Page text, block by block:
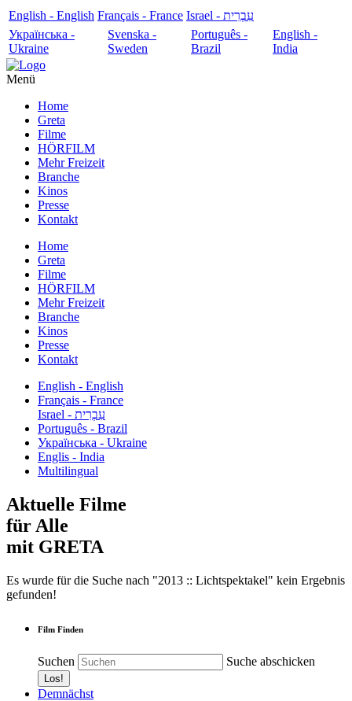
English - English Français - France
עִבְרִית - Israel
Українська -
Ukraine
Svenska -
Sweden
Português -
Brazil
English -
India
Menü
Home
Greta
Filme
HÖRFILM
Mehr Freizeit
Branche
Kinos
Presse
Kontakt
Home
Greta
Filme
HÖRFILM
Mehr Freizeit
Branche
Kinos
Presse
Kontakt
English - English
Français - France
עִבְרִית - Israel
Português - Brazil
Українська - Ukraine
Englis - India
Multilingual
Aktuelle Filme
für Alle
mit GRETA
Es wurde für die Suche nach "2013 :: Lichtspektakel" kein Ergebnis
gefunden!
Film Finden
Suchen Suche abschicken
Demnächst